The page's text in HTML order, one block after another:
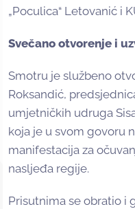
„Poculica“ Letovanić i
Svečano otvorenje i
Smotru je službeno
Roksandić,
umjetničkih udruga
koja je u svom govoru
manifestacija za
nasljeđa regije.
Prisutnima se obratio i